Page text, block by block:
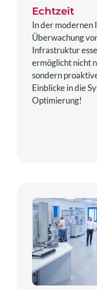
Echtzeit
In der modernen
Überwachung
Infrastruktur
ermöglicht nicht
sondern
Einblicke in die
Optimierung!